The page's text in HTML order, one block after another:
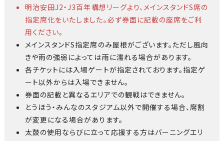
明治安田J2・J3百年構想リーグより、メインスタンドS席の
指定席化をいたしました。必ず券面に記載の座席をご利
用ください。
メインスタンドS指定席のみ屋根がございます。ただし風向
きや雨の強弱によっては雨に濡れる場合があります。
各チケットには入場ゲートが指定されております。指定ゲ
ート以外からは入場できません。
券面の記載と異なるエリアでの観戦はできません。
とうほう・みんなのスタジアム以外で開催する場合、席割
が変更になる場合があります。
太鼓の使用ならびに立って応援する方はバーニングエリ